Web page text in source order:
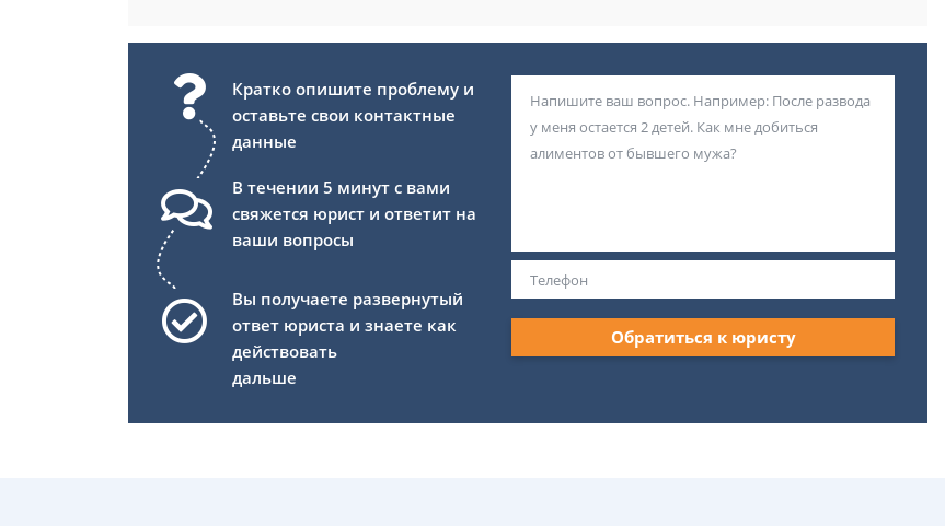
Кратко опишите проблему и
оставьте свои контактные
данные
В течении 5 минут с вами
свяжется юрист и ответит на
ваши вопросы
Вы получаете развернутый
ответ юриста и знаете как
действовать
дальше
Обратиться к юристу